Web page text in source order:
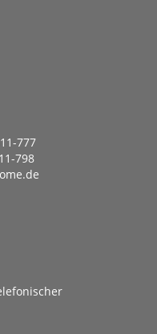
777
798